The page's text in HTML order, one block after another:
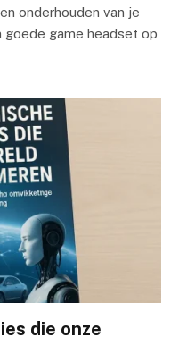
onderhouden van je
goede game headset op
die onze